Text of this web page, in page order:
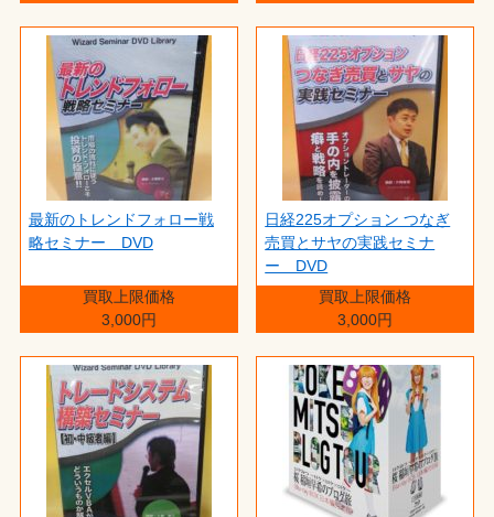
最新のトレンドフォロー戦
略セミナー DVD
買取上限価格
3,000円
日経225オプション つなぎ
売買とサヤの実践セミナ
ー DVD
買取上限価格
3,000円